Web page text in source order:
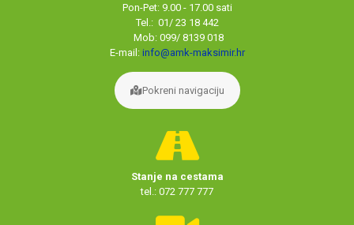
Pon-Pet: 9.00 - 17.00 sati
Tel.: 01/ 23 18 442
Mob: 099/ 8139 018
E-mail: info@amk-maksimir.hr
Pokreni navigaciju
Stanje na cestama
tel.: 072 777 777